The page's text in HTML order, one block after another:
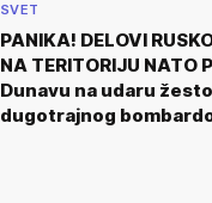
SVET
PANIKA! DELOVI
NA TERITORIJU NATO
Dunavu na udaru
dugotrajnog